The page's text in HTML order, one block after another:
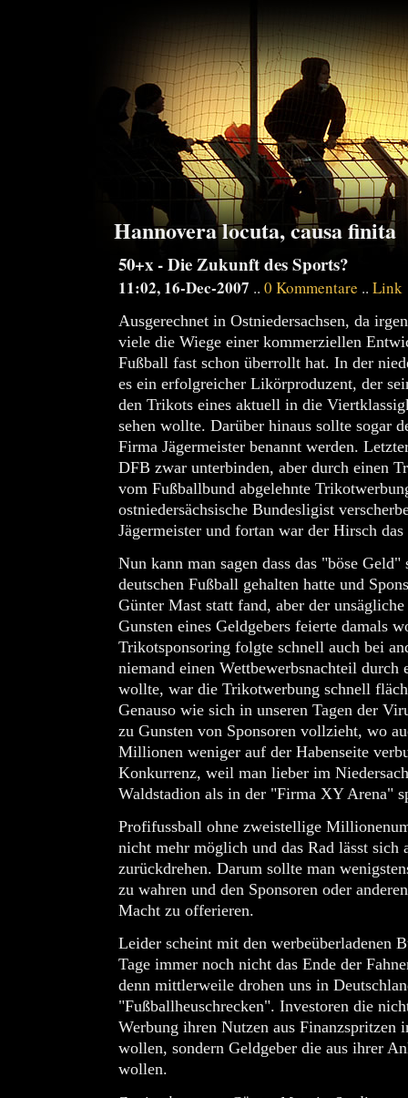
Hannovera locuta, causa finita
50+x - Die Zukunft des Sports?
11:02, 16-Dec-2007 .. 0 Kommentare .. Link
Ausgerechnet in Ostniedersachsen, da
viele die Wiege einer kommerziellen
Fußball fast schon überrollt hat. In der
es ein erfolgreicher Likörproduzent, der
den Trikots eines aktuell in die
sehen wollte. Darüber hinaus sollte sogar
Firma Jägermeister benannt werden.
DFB zwar unterbinden, aber durch einen
vom Fußballbund abgelehnte
ostniedersächsische Bundesligist
Jägermeister und fortan war der Hirsch
Nun kann man sagen dass das "böse
deutschen Fußball gehalten hatte und
Günter Mast statt fand, aber der
Gunsten eines Geldgebers feierte damals
Trikotsponsoring folgte schnell auch bei
niemand einen Wettbewerbsnachteil durch
wollte, war die Trikotwerbung schnell
Genauso wie sich in unseren Tagen der
zu Gunsten von Sponsoren vollzieht, wo
Millionen weniger auf der Habenseite
Konkurrenz, weil man lieber im
Waldstadion als in der "Firma XY Arena"
Profifussball ohne zweistellige
nicht mehr möglich und das Rad lässt sich
zurückdrehen. Darum sollte man
zu wahren und den Sponsoren oder
Macht zu offerieren.
Leider scheint mit den werbeüberladenen
Tage immer noch nicht das Ende der
denn mittlerweile drohen uns in
"Fußballheuschrecken". Investoren die
Werbung ihren Nutzen aus Finanzspritzen
wollen, sondern Geldgeber die aus ihrer
wollen.